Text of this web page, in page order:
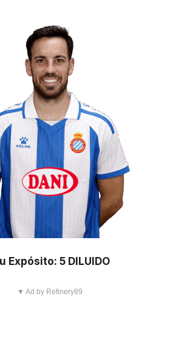
Expósito: 5 DILUIDO
▼ Ad by Refinery89